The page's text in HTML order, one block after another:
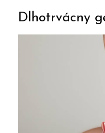
Dlhotrvácny